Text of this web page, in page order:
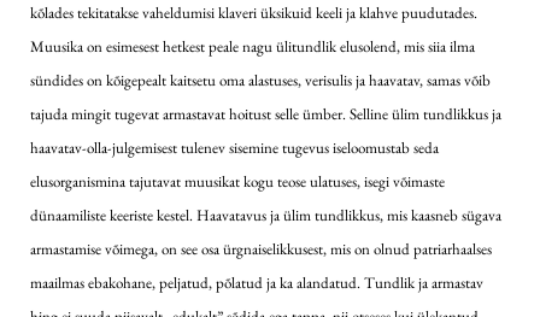
kõlades tekitatakse vaheldumisi klaveri üksikuid keeli ja klahve puudutades.
Muusika on esimesest hetkest peale nagu ülitundlik elusolend, mis siia ilma
sündides on kõigepealt kaitsetu oma alastuses, verisulis ja haavatav, samas võib
tajuda mingit tugevat armastavat hoitust selle ümber. Selline ülim tundlikkus ja
haavatav-olla-julgemisest tulenev sisemine tugevus iseloomustab seda
elusorganismina tajutavat muusikat kogu teose ulatuses, isegi võimaste
dünaamiliste keeriste kestel. Haavatavus ja ülim tundlikkus, mis kaasneb sügava
armastamise võimega, on see osa ürgnaiselikkusest, mis on olnud patriarhaalses
maailmas ebakohane, peljatud, põlatud ja ka alandatud. Tundlik ja armastav